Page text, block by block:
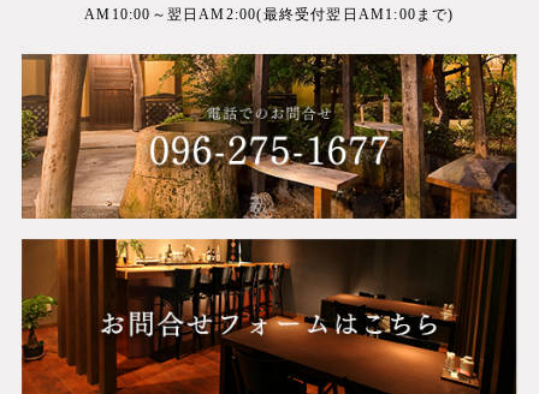
AM10:00～翌日AM2:00(最終受付翌日AM1:00まで)